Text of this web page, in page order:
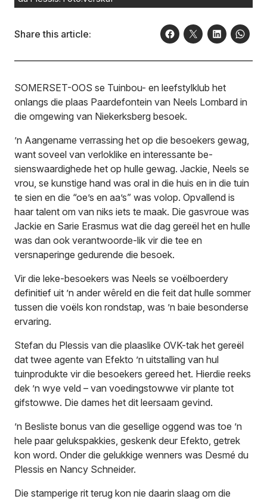
Share this article:
SOMERSET-OOS se Tuinbou- en leefstylklub het
onlangs die plaas Paardefontein van Neels Lombard in
die omgewing van Niekerksberg besoek.
’n Aangename verrassing het op die besoekers gewag,
want soveel van verloklike en interessante be-
sienswaardighede het op hulle gewag. Jackie, Neels se
vrou, se kunstige hand was oral in die huis en in die tuin
te sien en die “oe’s en aa’s” was volop. Opvallend is
haar talent om van niks iets te maak. Die gasvroue was
Jackie en Sarie Erasmus wat die dag gereël het en hulle
was dan ook verantwoorde-lik vir die tee en
versnaperinge gedurende die besoek.
Vir die leke-besoekers was Neels se voëlboerdery
definitief uit ’n ander wêreld en die feit dat hulle sommer
tussen die voëls kon rondstap, was ’n baie besonderse
ervaring.
Stefan du Plessis van die plaaslike OVK-tak het gereël
dat twee agente van Efekto ’n uitstalling van hul
tuinprodukte vir die besoekers gereed het. Hierdie reeks
dek ’n wye veld – van voedingstowwe vir plante tot
gifstowwe. Die dames het dit leersaam gevind.
’n Besliste bonus van die gesellige oggend was toe ’n
hele paar gelukspakkies, geskenk deur Efekto, getrek
kon word. Onder die gelukkige wenners was Desmé du
Plessis en Nancy Schneider.
Die stamperige rit terug kon nie daarin slaag om die